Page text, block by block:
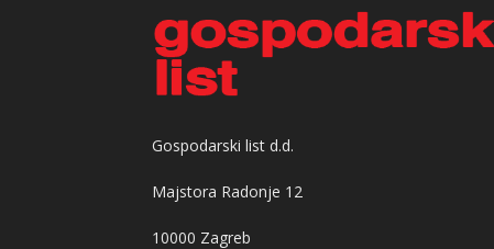
Gospodarski list d.d.
Majstora Radonje 12
10000 Zagreb